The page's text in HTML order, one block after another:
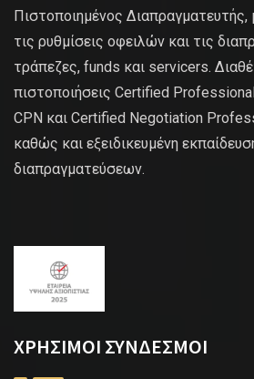
Πιστοποιημένος Διαπραγματευτής,
τις ρυθμίσεις οφειλών και τις
τράπεζες, funds και servicers.
πιστοποιήσεις Certified
CPN και Certified Negotiation
καθώς και εξειδικευμένη
διαπραγματεύσεων.
ΧΡΗΣΙΜΟΙ ΣΥΝΔΕΣΜΟΙ